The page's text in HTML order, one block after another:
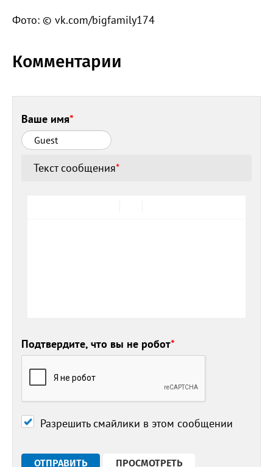
Фото: © vk.com/bigfamily174
Комментарии
Ваше имя*
Текст сообщения*
Подтвердите, что вы не робот*
Разрешить смайлики в этом сообщении